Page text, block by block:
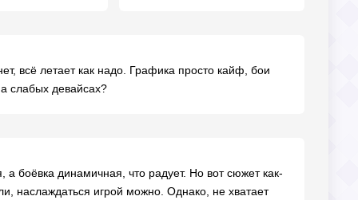
всё летает как надо. Графика просто кайф, бои
слабых девайсах?
боёвка динамичная, что радует. Но вот сюжет как-
наслаждаться игрой можно. Однако, не хватает